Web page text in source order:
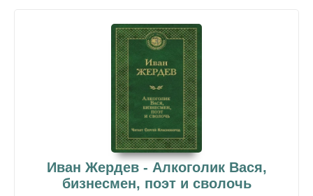
Иван Жердев - Алкоголик Вася,
бизнесмен, поэт и сволочь